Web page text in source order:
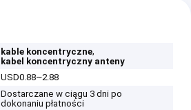
kable koncentryczne,
kabel koncentryczny anteny
USD0.88~2.88
Dostarczane w ciągu 3 dni po
dokonaniu płatności